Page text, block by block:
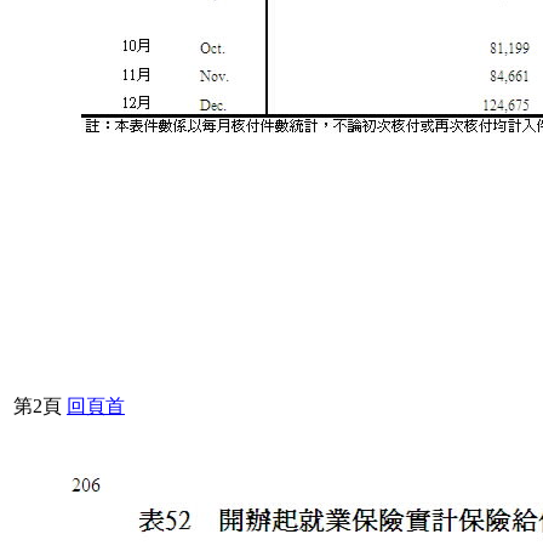
第2頁 回頁首